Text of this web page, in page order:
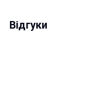
Відгуки